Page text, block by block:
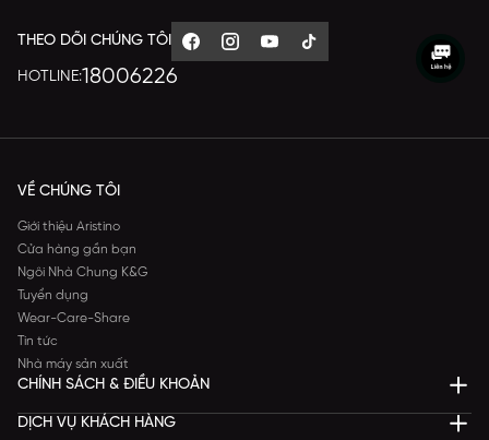
THEO DÕI CHÚNG TÔI
HOTLINE:18006226
VỀ CHÚNG TÔI
Giới thiệu Aristino
Cửa hàng gần bạn
Ngôi Nhà Chung K&G
Tuyển dụng
Wear-Care-Share
Tin tức
Nhà máy sản xuất
CHÍNH SÁCH & ĐIỀU KHOẢN
DỊCH VỤ KHÁCH HÀNG